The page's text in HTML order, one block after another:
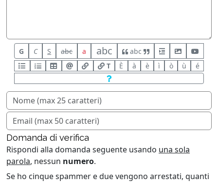
G C S abc a abc
abc
T
È à è ì ò ù é
Domanda di verifica
Rispondi alla domanda seguente usando una sola
parola, nessun numero.
Se ho cinque spammer e due vengono arrestati, quanti